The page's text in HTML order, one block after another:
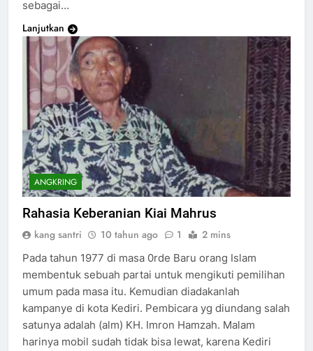
sebagai…
Lanjutkan
ANGKRING
Rahasia Keberanian Kiai Mahrus
kang santri 10 tahun ago 1 2 mins
Pada tahun 1977 di masa 0rde Baru orang Islam
membentuk sebuah partai untuk mengikuti pemilihan
umum pada masa itu. Kemudian diadakanlah
kampanye di kota Kediri. Pembicara yg diundang salah
satunya adalah (alm) KH. Imron Hamzah. Malam
harinya mobil sudah tidak bisa lewat, karena Kediri